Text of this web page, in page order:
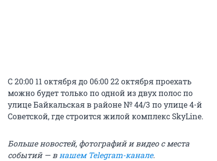
С 20:00 11 октября до 06:00 22 октября проехать
можно будет только по одной из двух полос по
улице Байкальская в районе № 44/3 по улице 4-й
Советской, где строится жилой комплекс SkyLine.
Больше новостей, фотографий и видео с места
событий — в нашем Telegram-канале.